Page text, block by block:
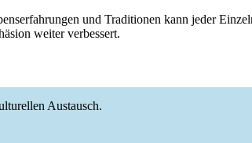
und Traditionen kann jeder
weiter verbessert.
Austausch.